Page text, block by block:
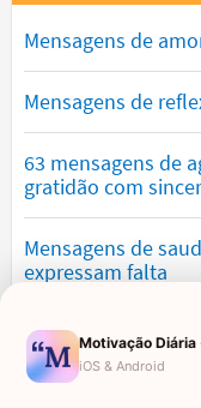
Mensagens de
Mensagens de
63 mensagens de
gratidão com
Mensagens de
expressam falta
Mensagens de
confiança
Motivação Diária
iOS & Android